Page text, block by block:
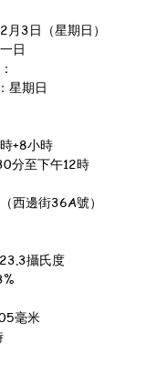
3日（星期日）
日
星期日
+8小時
分至下午12時
西邊街36A號）
攝氏度
毫米